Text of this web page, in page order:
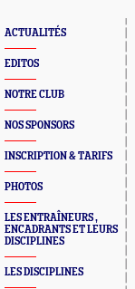
ACTUALITÉS
EDITOS
NOTRE CLUB
NOS SPONSORS
INSCRIPTION & TARIFS
PHOTOS
LES ENTRAÎNEURS ,
ENCADRANTS ET LEURS
DISCIPLINES
LES DISCIPLINES